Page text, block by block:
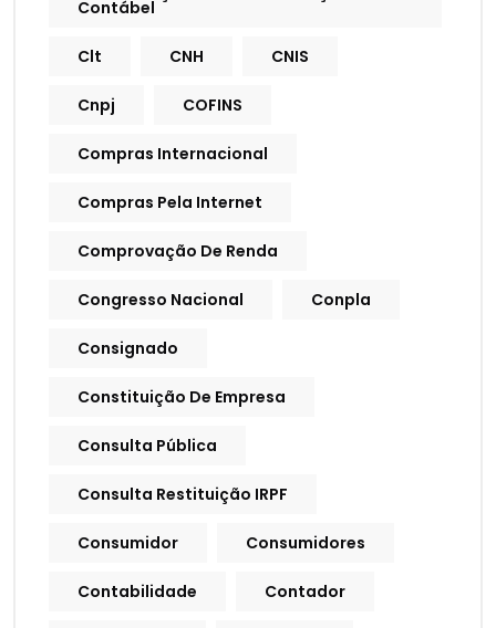
Contábel
Clt CNH CNIS
Cnpj COFINS
Compras Internacional
Compras Pela Internet
Comprovação De Renda
Congresso Nacional Conpla
Consignado
Constituição De Empresa
Consulta Pública
Consulta Restituição IRPF
Consumidor Consumidores
Contabilidade Contador